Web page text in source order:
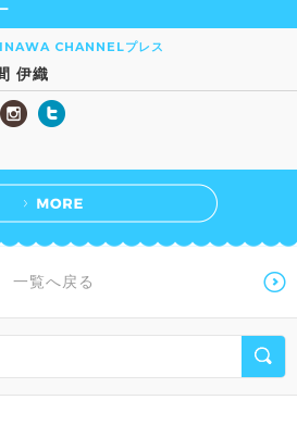
CHANNELプレス
伊織
一覧へ戻る